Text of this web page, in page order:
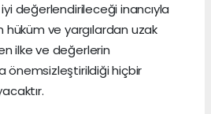
değerlendirileceği inancıyla
ve yargılardan uzak
ilke ve değerlerin
önemsizleştirildiği hiçbir